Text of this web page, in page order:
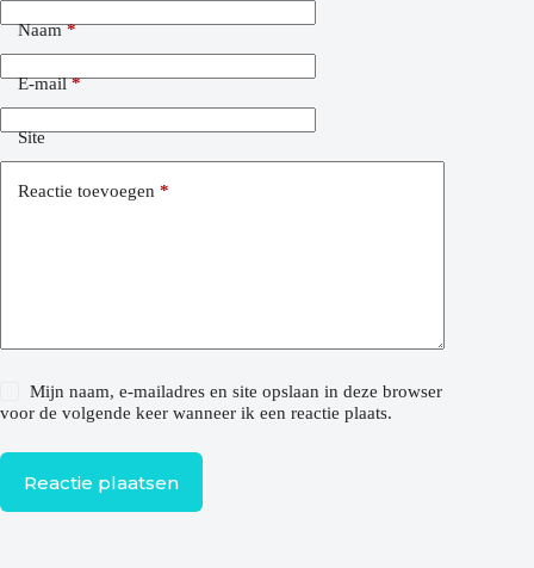
Naam*
E-mail*
Site
Reactie toevoegen *
Mijn naam, e-mailadres en site opslaan in deze browser
voor de volgende keer wanneer ik een reactie plaats.
Reactie plaatsen